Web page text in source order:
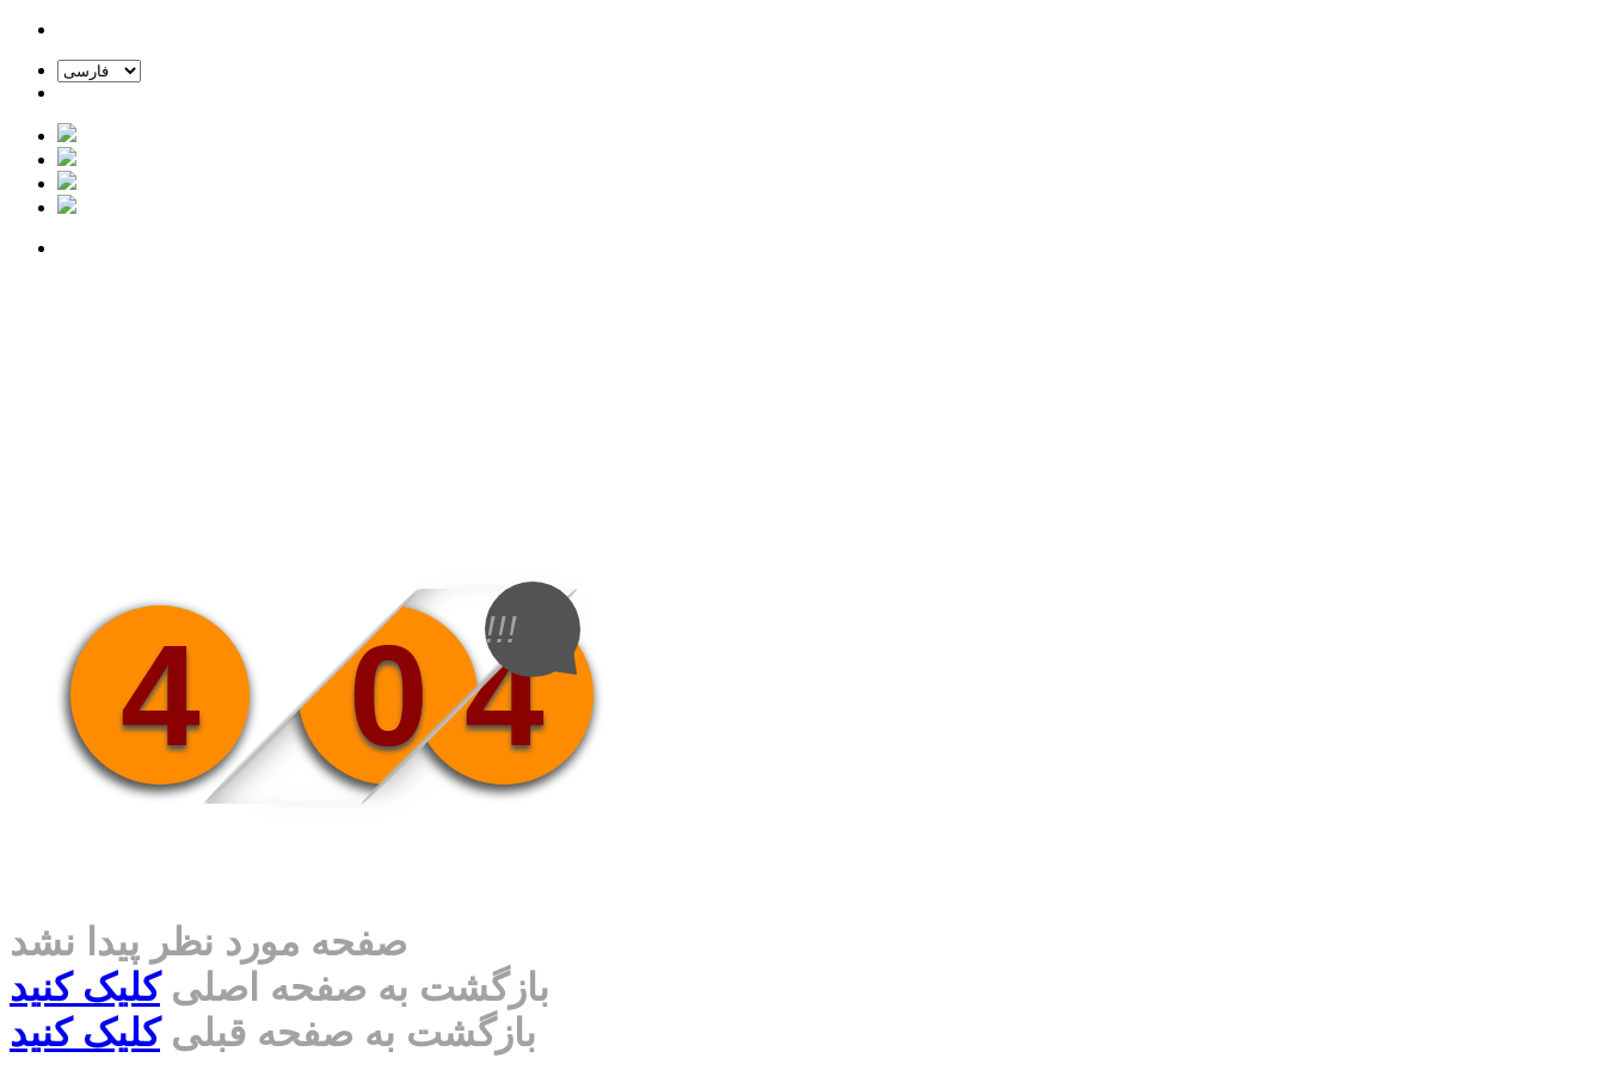
4 0 4
!!!
صفحه مورد نظر پیدا نشد
بازگشت به صفحه اصلیکلیک کنید
بازگشت به صفحه قبلیکلیک کنید